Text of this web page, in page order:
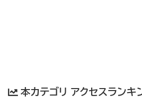
本カテゴリ アクセスランキ